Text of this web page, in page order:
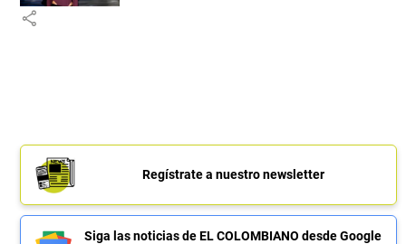
share
Regístrate a nuestro newsletter
Siga las noticias de EL COLOMBIANO desde Google